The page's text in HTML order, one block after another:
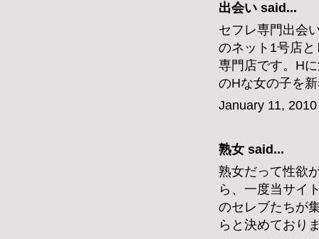
出会い said...
セフレ専門出会
のネット1号店
専門店です。H
のHな女の子を
January 11,
熟女 said...
熟女だって性欲
ら、一度当サイ
のセレブたちが
らと決めており